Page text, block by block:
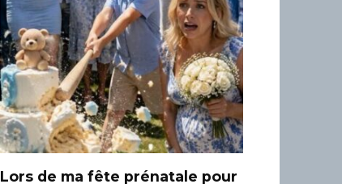
Lors de ma fête prénatale pour